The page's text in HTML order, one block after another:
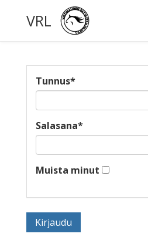
VRL
Tunnus*
Salasana*
Muista minut